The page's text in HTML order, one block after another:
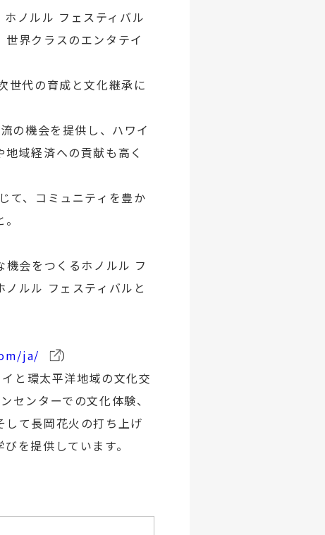
ノルル フェスティバル
界クラスのエンタテイ
世代の育成と文化継承に
の機会を提供し、ハワイ
域経済への貢献も高く
て、コミュニティを豊か
会をつくるホノルル フ
ルル フェスティバルと
ja/
）
と環太平洋地域の文化交
センターでの文化体験、
て長岡花火の打ち上げ
を提供しています。